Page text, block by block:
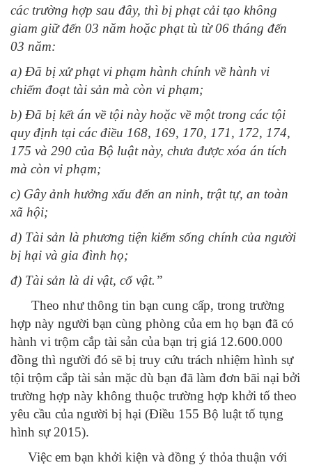
các trường hợp sau đây, thì bị phạt cải tạo không
giam giữ đến 03 năm hoặc phạt tù từ 06 tháng đến
03 năm:
a) Đã bị xử phạt vi phạm hành chính về hành vi
chiếm đoạt tài sản mà còn vi phạm;
b) Đã bị kết án về tội này hoặc về một trong các tội
quy định tại các điều 168, 169, 170, 171, 172, 174,
175 và 290 của Bộ luật này, chưa được xóa án tích
mà còn vi phạm;
c) Gây ảnh hưởng xấu đến an ninh, trật tự, an toàn
xã hội;
d) Tài sản là phương tiện kiếm sống chính của người
bị hại và gia đình họ;
đ) Tài sản là di vật, cổ vật.”
Theo như thông tin bạn cung cấp, trong trường
hợp này người bạn cùng phòng của em họ bạn đã có
hành vi trộm cắp tài sản của bạn trị giá 12.600.000
đồng thì người đó sẽ bị truy cứu trách nhiệm hình sự
tội trộm cắp tài sản mặc dù bạn đã làm đơn bãi nại bởi
trường hợp này không thuộc trường hợp khởi tố theo
yêu cầu của người bị hại (Điều 155 Bộ luật tố tụng
hình sự 2015).
Việc em bạn khởi kiện và đồng ý thỏa thuận với